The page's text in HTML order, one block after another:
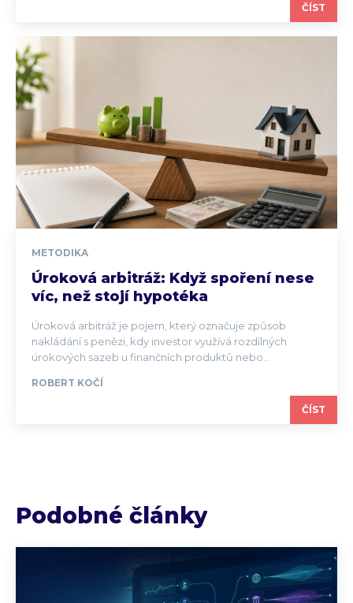
ČÍST
METODIKA
Úroková arbitráž: Když spoření nese
víc, než stojí hypotéka
Úroková arbitráž je pojem, který označuje způsob
nakládání s penězi, kdy investor využívá rozdílných
úrokových sazeb u finančních produktů nebo...
ROBERT KOČÍ
ČÍST
Podobné články